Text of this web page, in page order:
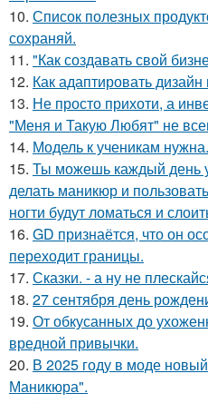
10. Список полезных
сохраняй.
11. "Как создавать свой
12. Как адаптировать
13. Не просто прихоти, а
"Меня и Такую Любят" не
14. Модель к ученикам нужна.
15. Ты можешь каждый день
делать маникюр и
ногти будут ломаться и
16. GD признаётся, что он
переходит границы.
17. Сказки. - а ну не
18. 27 сентября день
19. От обкусанных до
вредной привычки.
20. В 2025 году в моде
Маникюра".